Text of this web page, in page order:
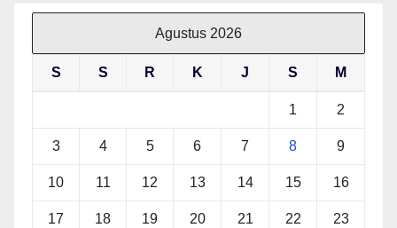
Agustus 2026
S S R K J S M
1 2
3 4 5 6 7 8 9
10 11 12 13 14 15 16
17 18 19 20 21 22 23